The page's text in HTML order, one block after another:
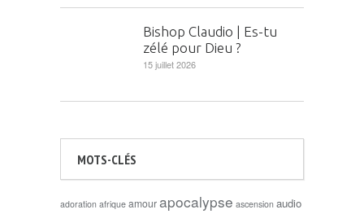
Bishop Claudio | Es-tu
zélé pour Dieu ?
15 juillet 2026
MOTS-CLÉS
adoration afrique amourapocalypse ascension audio